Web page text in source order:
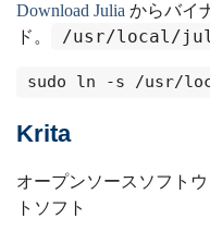
Download Julia からバイ
ド。
/usr/local/
sudo ln -s /usr/
Krita
オープンソースソフト
トソフト